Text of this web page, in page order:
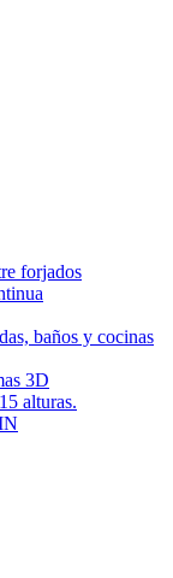
forjados
baños y cocinas
3D
alturas.